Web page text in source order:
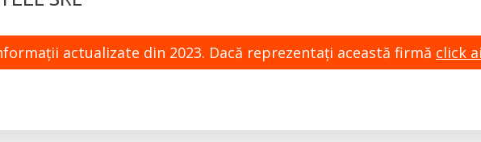
actualizate din 2023. Dacă reprezentaţi această firmă click